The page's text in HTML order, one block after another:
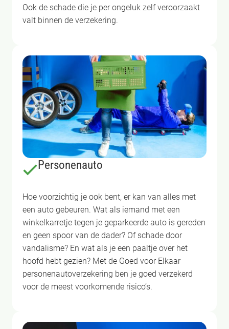
Ook de schade die je per ongeluk zelf veroorzaakt
valt binnen de verzekering.
Personenauto
Hoe voorzichtig je ook bent, er kan van alles met
een auto gebeuren. Wat als iemand met een
winkelkarretje tegen je geparkeerde auto is gereden
en geen spoor van de dader? Of schade door
vandalisme? En wat als je een paaltje over het
hoofd hebt gezien? Met de Goed voor Elkaar
personenautoverzekering ben je goed verzekerd
voor de meest voorkomende risico’s.